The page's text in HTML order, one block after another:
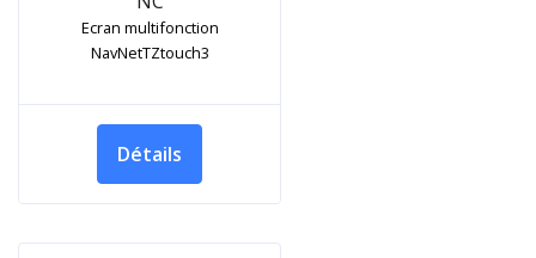
Ecran multifonction
NavNetTZtouch3
Détails